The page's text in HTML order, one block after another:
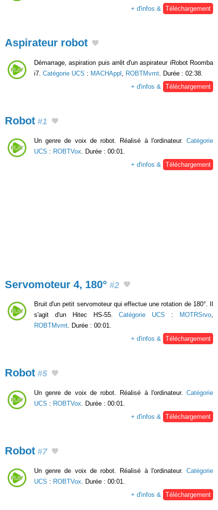
+ d'infos & Téléchargement
Aspirateur robot
Démarrage, aspiration puis arrêt d'un aspirateur iRobot Roomba
i7. Catégorie UCS : MACHAppl ROBTMvmt . Durée : 02:38.
+ d'infos &
Téléchargement
Robot #1
Un genre de voix de robot. Réalisé à l'ordinateur. Catégorie
UCS : ROBTVox . Durée : 00:01.
+ d'infos &
Téléchargement
Servomoteur 4, 180° #2
Bruit d'un petit servomoteur qui effectue une rotation de 180°. Il
s'agit d'un Hitec HS-55.Catégorie UCS : MOTRSrvo,
ROBTMvmt. Durée : 00:01.
+ d'infos & Téléchargement
Robot #5
Un genre de voix de robot. Réalisé à l'ordinateur. Catégorie
UCS : ROBTVox . Durée : 00:01.
+ d'infos &
Téléchargement
Robot #7
Un genre de voix de robot. Réalisé à l'ordinateur. Catégorie
UCS : ROBTVox . Durée : 00:01.
+ d'infos &
Téléchargement